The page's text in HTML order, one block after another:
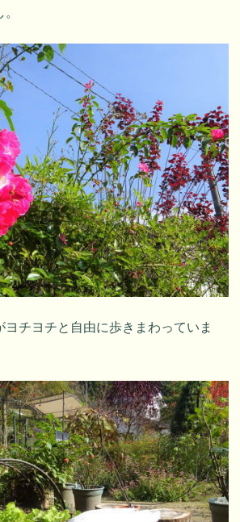
チヨチと自由に歩きまわっていま